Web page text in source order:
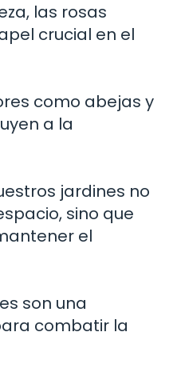
las rosas
crucial en el
como abejas y
a la
jardines no
sino que
el
son una
combatir la